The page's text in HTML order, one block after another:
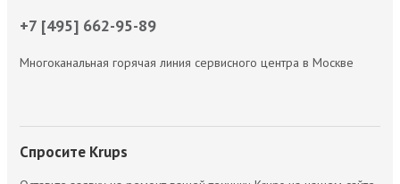
+7 [495] 662-95-89
Многоканальная горячая линия сервисного центра в Москве
Спросите Krups